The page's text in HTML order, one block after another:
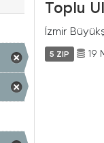
Toplu
İzmir
5 ZIP 19